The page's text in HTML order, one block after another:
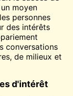
moyen
personnes
des intérêts
conversations
de milieux et
d'intérêt